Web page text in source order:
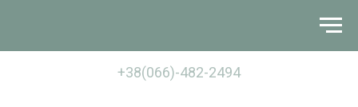
+38(066)-482-2494